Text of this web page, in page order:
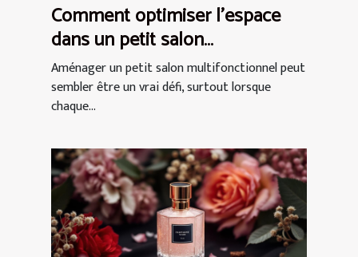
Comment optimiser l'espace
dans un petit salon
multifonctionnel ?
Aménager un petit salon multifonctionnel peut
sembler être un vrai défi, surtout lorsque
chaque...